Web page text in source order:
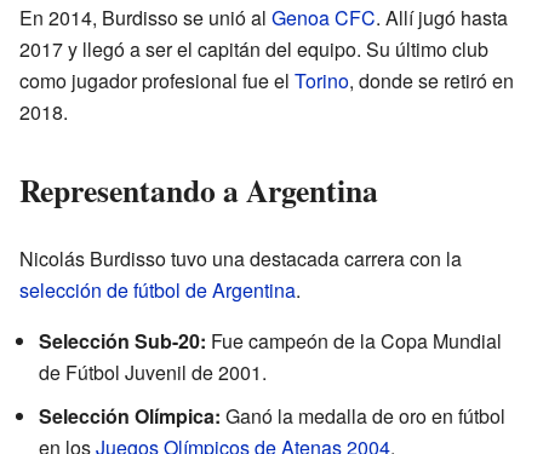
En 2014, Burdisso se unió al Genoa CFC. Allí jugó hasta
2017 y llegó a ser el capitán del equipo. Su último club
como jugador profesional fue el Torino, donde se retiró en
2018.
Representando a Argentina
Nicolás Burdisso tuvo una destacada carrera con la
selección de fútbol de Argentina.
Selección Sub-20: Fue campeón de la Copa Mundial
de Fútbol Juvenil de 2001.
Selección Olímpica: Ganó la medalla de oro en fútbol
en losJuegos Olímpicos de Atenas 2004.